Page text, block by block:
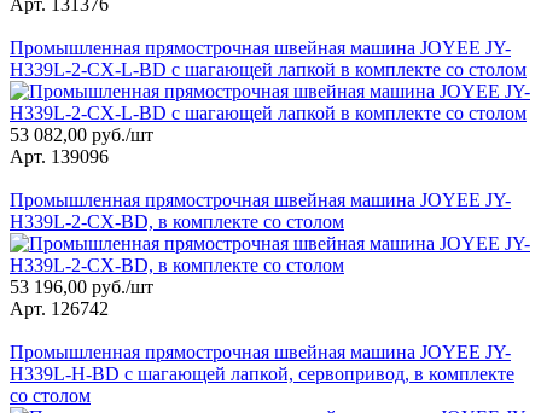
Промышленная прямострочная швейная машина JOYEE JY-
H339L-2-CX-L-BD с шагающей лапкой в комплекте со столом
53 082,00 руб./шт
Арт. 139096
Промышленная прямострочная швейная машина JOYEE JY-
H339L-2-CX-BD, в комплекте со столом
53 196,00 руб./шт
Арт. 126742
Промышленная прямострочная швейная машина JOYEE JY-
H339L-H-BD с шагающей лапкой, сервопривод, в комплекте
со столом